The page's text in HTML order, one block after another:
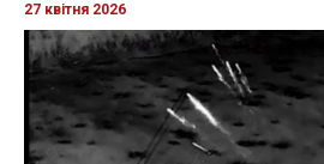
27 квітня 2026